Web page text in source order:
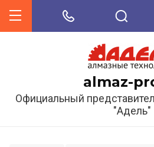
almaz-
Официальный
"Адель"